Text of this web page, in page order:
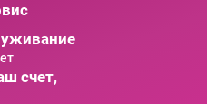
счет,